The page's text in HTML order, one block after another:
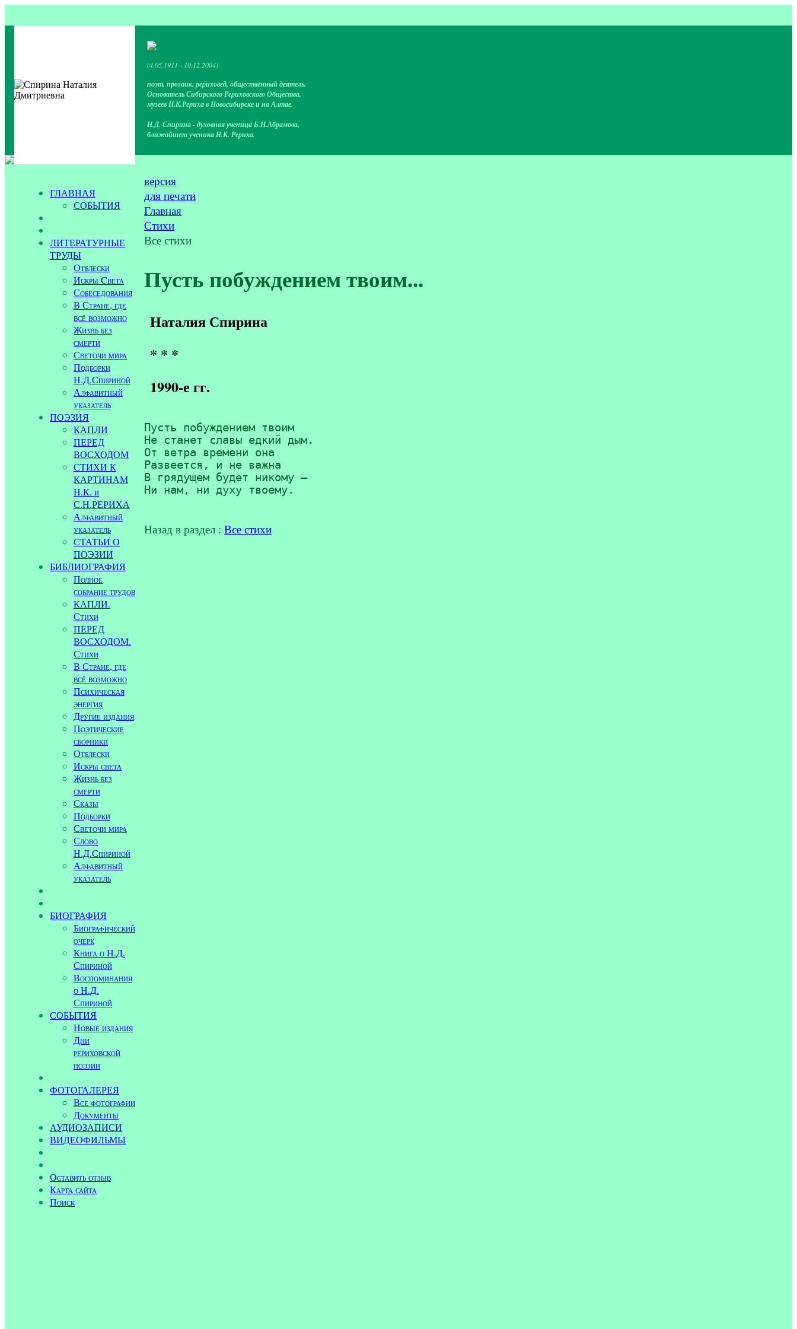
(4.05.1911 - 10.12.2004)
поэт, прозаик, рериховед, общественный деятель.
Основатель Сибирского Рериховского Общества,
музеев Н.К.Рериха в Новосибирске и на Алтае.
Н.Д. Спирина - духовная ученица Б.Н.Абрамова,
ближайшего ученика Н.К. Рериха.
ГЛАВНАЯ
СОБЫТИЯ
ЛИТЕРАТУРНЫЕ
ТРУДЫ
Отблески
Искры Cвета
Собеседования
В Стране, где
всё возможно
Жизнь без
смерти
Светочи мира
Подборки
Н.Д.Спириной
Алфавитный
указатель
ПОЭЗИЯ
КАПЛИ
ПЕРЕД
ВОСХОДОМ
СТИХИ К
КАРТИНАМ
Н.К. и
С.Н.РЕРИХА
Алфавитный
указатель
СТАТЬИ О
ПОЭЗИИ
БИБЛИОГРАФИЯ
Полное
собрание трудов
КАПЛИ.
Стихи
ПЕРЕД
ВОСХОДОМ.
Стихи
В Стране, где
всё возможно
Психическая
энергия
Другие издания
Поэтические
сборники
Отблески
Искры света
Жизнь без
смерти
Сказы
Подборки
Светочи мира
Слово
Н.Д.Спириной
Алфавитный
указатель
БИОГРАФИЯ
Биографический
очерк
Книга о Н.Д.
Спириной
Воспоминания
о Н.Д.
Спириной
СОБЫТИЯ
Новые издания
Дни
рериховской
поэзии
ФОТОГАЛЕРЕЯ
Все фотографии
Документы
АУДИОЗАПИСИ
ВИДЕОФИЛЬМЫ
Оставить отзыв
Карта сайта
Поиск
версия
для печати
Главная
Стихи
Все стихи
Пусть побуждением твоим...
Наталия Спирина
* * *
1990-е гг.
Пусть побуждением твоим
Не станет славы едкий дым.
От ветра времени она
Развеется, и не важна
В грядущем будет никому —
Ни нам, ни духу твоему.
Назад в раздел : Все стихи